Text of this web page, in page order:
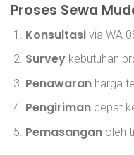
Proses Sewa
Konsultasivia WA
Surveykebutuhan
Penawaranharga
Pengirimancepat
Pemasanganoleh